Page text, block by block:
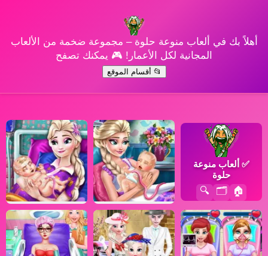
أهلاً بك في ألعاب منوعة حلوة – مجموعة ضخمة من الألعاب
المجانية لكل الأعمار! 🎮 يمكنك تصفح
📂 أقسام الموقع
✅ ألعاب منوعة
حلوة
🏠
🗂️
🔍